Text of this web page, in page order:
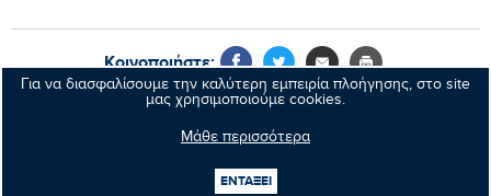
Για να διασφαλίσουμε την καλύτερη εμπειρία πλοήγησης, στο site
μας χρησιμοποιούμε cookies.
Μάθε περισσότερα
ΕΝΤΑΞΕΙ
Κοινοποιήστε:
Προηγούμενο νέο
Επόμενο νέο